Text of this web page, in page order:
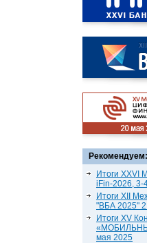
Рекомендуем:
Итоги XXVI
iFin-2026, 3-
Итоги XII
"ВБА 2025"
Итоги XV
мая 2025